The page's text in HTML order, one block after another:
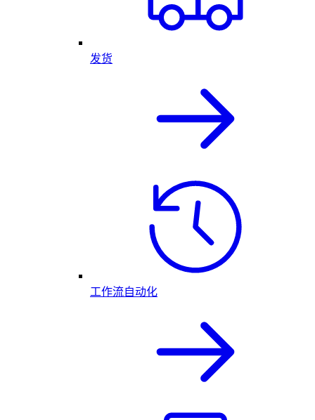
发货
工作流自动化